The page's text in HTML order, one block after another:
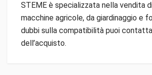
STEME è specializzata nella vendita
macchine agricole, da giardinaggio e
dubbi sulla compatibilità puoi
dell’acquisto.